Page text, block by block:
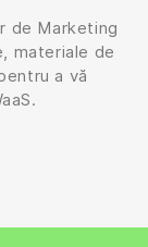
de Marketing
materiale de
a vă